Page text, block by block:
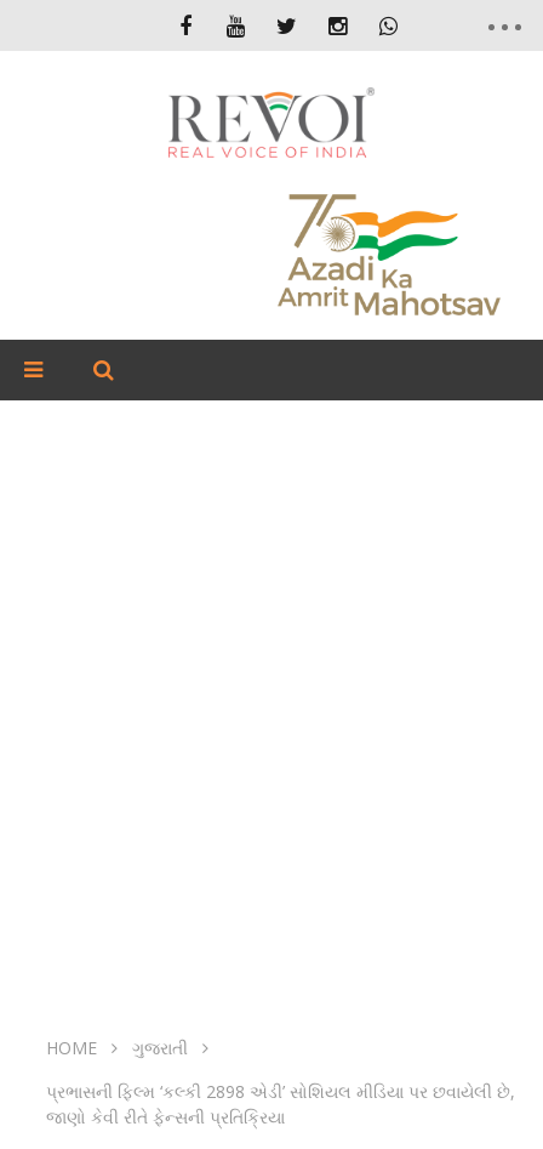
HOME
ગુજરાતી
પ્રભાસની ફિલ્મ ‘કલ્કી 2898 એડી’ સોશિયલ મીડિયા પર છવાયેલી છે,
જાણો કેવી રીતે ફેન્સની પ્રતિક્રિયા